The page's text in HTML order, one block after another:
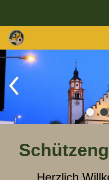
Herzlich